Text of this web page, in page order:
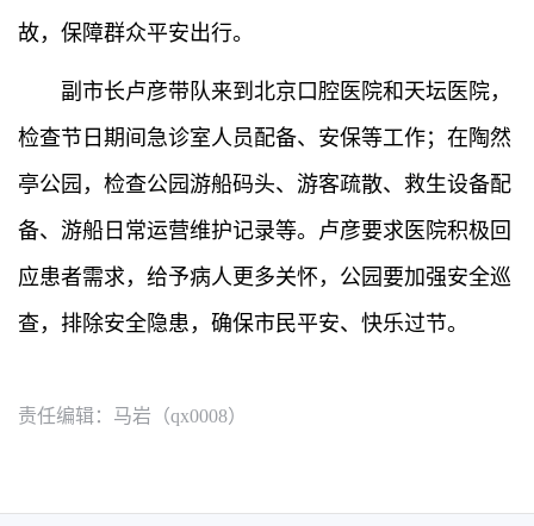
故，保障群众平安出行。
副市长卢彦带队来到北京口腔医院和天坛医院，
检查节日期间急诊室人员配备、安保等工作；在陶然
亭公园，检查公园游船码头、游客疏散、救生设备配
备、游船日常运营维护记录等。卢彦要求医院积极回
应患者需求，给予病人更多关怀，公园要加强安全巡
查，排除安全隐患，确保市民平安、快乐过节。
责任编辑：马岩（qx0008）